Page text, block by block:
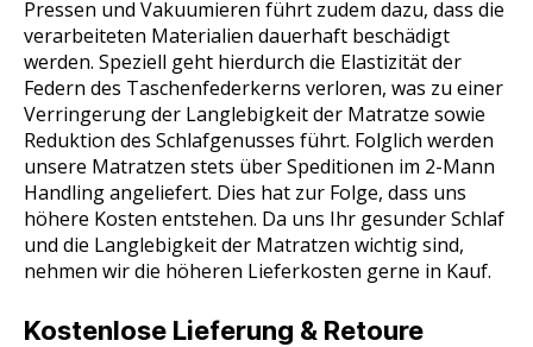
Pressen und Vakuumieren führt zudem dazu, dass die
verarbeiteten Materialien dauerhaft beschädigt
werden. Speziell geht hierdurch die Elastizität der
Federn des Taschenfederkerns verloren, was zu einer
Verringerung der Langlebigkeit der Matratze sowie
Reduktion des Schlafgenusses führt. Folglich werden
unsere Matratzen stets über Speditionen im 2-Mann
Handling angeliefert. Dies hat zur Folge, dass uns
höhere Kosten entstehen. Da uns Ihr gesunder Schlaf
und die Langlebigkeit der Matratzen wichtig sind,
nehmen wir die höheren Lieferkosten gerne in Kauf.
Kostenlose Lieferung & Retoure